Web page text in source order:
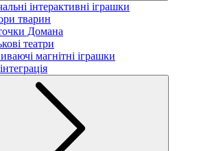
інтерактивні іграшки
тварин
Домана
театри
магнітні іграшки